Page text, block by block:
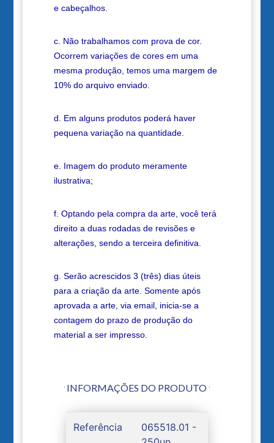
e cabeçalhos.
c. Não trabalhamos com prova de cor.
Ocorrem variações de cores em uma
mesma produção, temos uma margem de
10% do arquivo enviado.
d. Em alguns produtos poderá haver
pequena variação na quantidade.
e. Imagem do produto meramente
ilustrativa;
f. Optando pela compra da arte, você terá
direito a duas rodadas de revisões e
alterações, sendo a terceira definitiva.
g. Serão acrescidos 3 (três) dias úteis
para a criação da arte. Somente após
aprovada a arte, via email, inicia-se a
contagem do prazo de produção do
material a ser impresso.
INFORMAÇÕES DO PRODUTO
Referência
065518.01 -